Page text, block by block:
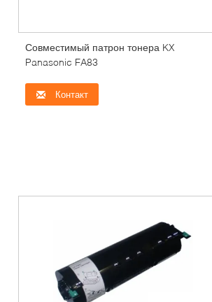
Совместимый патрон тонера KX
Panasonic FA83
Контакт